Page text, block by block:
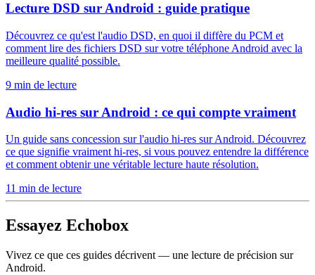
Lecture DSD sur Android : guide pratique
Découvrez ce qu'est l'audio DSD, en quoi il diffère du PCM et
comment lire des fichiers DSD sur votre téléphone Android avec la
meilleure qualité possible.
9 min de lecture
Audio hi-res sur Android : ce qui compte vraiment
Un guide sans concession sur l'audio hi-res sur Android. Découvrez
ce que signifie vraiment hi-res, si vous pouvez entendre la différence
et comment obtenir une véritable lecture haute résolution.
11 min de lecture
Essayez Echobox
Vivez ce que ces guides décrivent — une lecture de précision sur
Android.